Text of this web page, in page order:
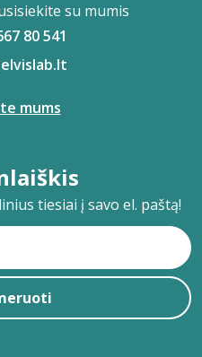
su mumis
80 541
mums
tiesiai į savo el. paštą!